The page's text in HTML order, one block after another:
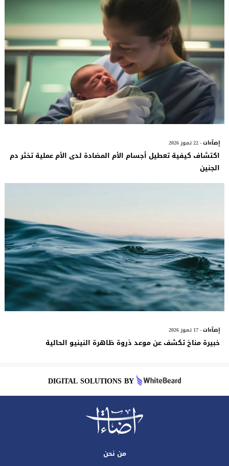
إضآءات- 22 تموز 2026
اكتشاف كيفية تعطيل أجسام الأم المضادة لدى الأم عملية تخثر دم
الجنين
إضآءات- 17 تموز 2026
خبيرة مناخ تكشف عن موعد ذروة ظاهرة النينيو الحالية
DIGITAL SOLUTIONS BY
من نحن